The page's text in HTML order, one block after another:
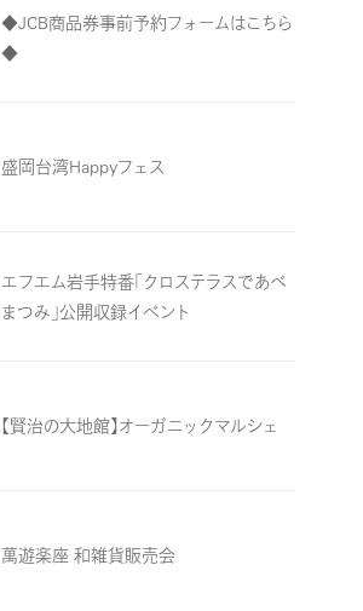
◆JCB商品券事前予約フォームはこちら
◆
盛岡台湾Happyフェス
エフエム岩手特番「クロステラスであべ
まつみ」公開収録イベント
【賢治の大地館】オーガニックマルシェ
萬遊楽座 和雑貨販売会